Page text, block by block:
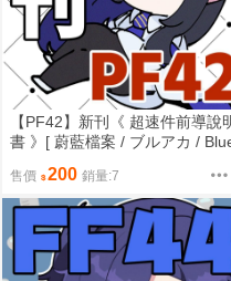
【PF42】新刊《 超速件前導說
書 》[ 蔚藍檔案 / ブルアカ /
波 / 七神琳 / 琳醬 / 首席行政官 ]
售價 200 銷量:7